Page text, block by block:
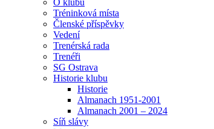
O klubu
Tréninková místa
Členské příspěvky
Vedení
Trenérská rada
Trenéři
SG Ostrava
Historie klubu
Historie
Almanach 1951-2001
Almanach 2001 – 2024
Síň slávy